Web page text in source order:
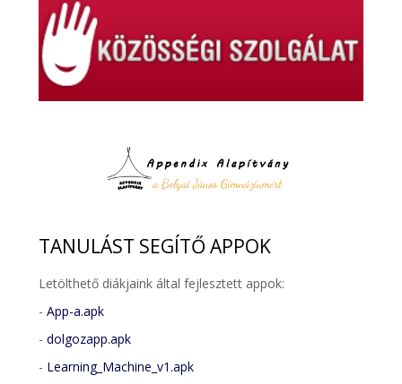
TANULÁST SEGÍTŐ APPOK
Letölthető diákjaink által fejlesztett appok:
-App-a.apk
-dolgozapp.apk
- Learning_Machine_v1.apk